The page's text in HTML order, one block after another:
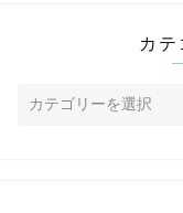
カテ